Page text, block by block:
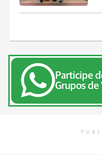
Participe
Grupos